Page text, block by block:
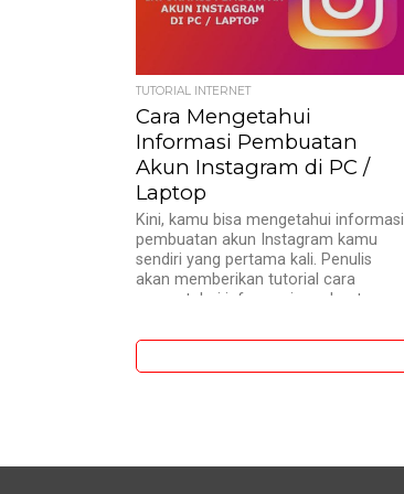
TUTORIAL INTERNET
Cara Mengetahui
Informasi Pembuatan
Akun Instagram di PC /
Laptop
Kini, kamu bisa mengetahui informasi
pembuatan akun Instagram kamu
sendiri yang pertama kali. Penulis
akan memberikan tutorial cara
mengetahui informasi pembuatan